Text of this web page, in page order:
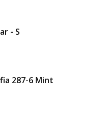
- S
287-6 Mint